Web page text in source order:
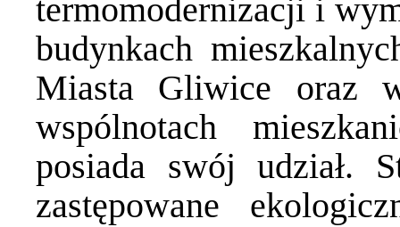
termomodernizacji i
budynkach
Miasta Gliwice oraz
wspólnotach
posiada swój udział.
zastępowane